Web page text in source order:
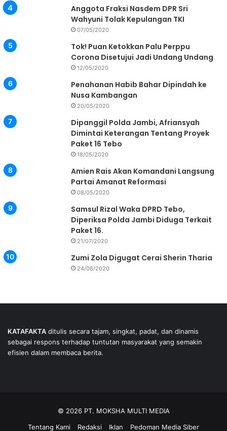
Anggota Fraksi Nasdem DPR Sri
Wahyuni Tolak Kepulangan TKI
07/05/2020
Tok! Puan Ketokkan Palu Perppu
Corona Disetujui Jadi Undang Undang
12/05/2020
Penahanan Habib Bahar Dipindah ke
Nusa Kambangan
20/05/2020
Dipanggil Polda Jambi, Afriansyah
Dimintai Keterangan Tentang Proyek
Paket 16 Tebo
18/05/2020
Amien Rais Akan Komandani Langsung
Partai Amanat Reformasi
08/05/2020
Samsul Rizal Waka DPRD Tebo,
Diperiksa Polda Jambi Diduga Terkait
Paket 16.
21/07/2020
Zumi Zola Digugat Cerai Sherin Tharia
24/06/2020
KATAFAKTA ditulis secara tajam, singkat, padat, dan dinamis
sebagai respons terhadap tuntutan masyarakat yang semakin
efisien dalam membaca berita.
© 2026 PT. MOKSHA MULTI MEDIA
Tentang Kami
Redaksi Iklan Pedoman Media Siber